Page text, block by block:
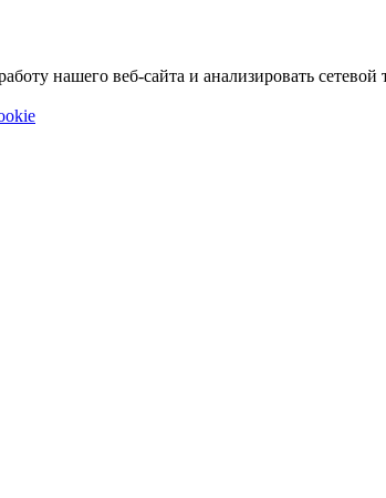
нашего веб-сайта и анализировать сетевой